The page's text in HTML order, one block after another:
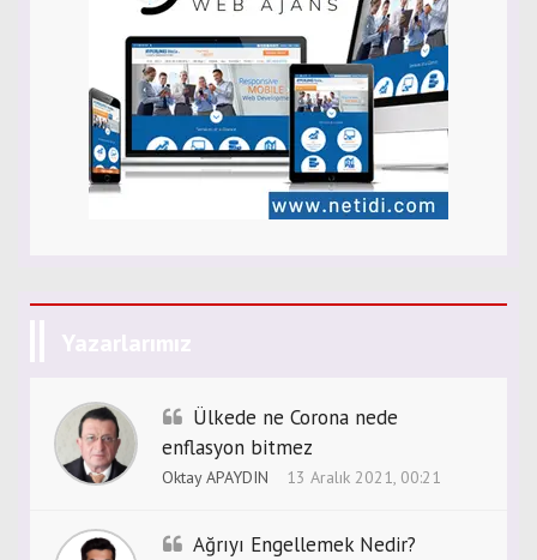
Yazarlarımız
Ülkede ne Corona nede
enflasyon bitmez
Oktay APAYDIN 13 Aralık 2021, 00:21
Ağrıyı Engellemek Nedir?